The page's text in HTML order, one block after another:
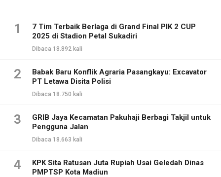
1
7 Tim Terbaik Berlaga di Grand Final PIK 2 CUP
2025 di Stadion Petal Sukadiri
Dibaca 18.892 kali
2
Babak Baru Konflik Agraria Pasangkayu: Excavator
PT Letawa Disita Polisi
Dibaca 18.750 kali
3
GRIB Jaya Kecamatan Pakuhaji Berbagi Takjil untuk
Pengguna Jalan
Dibaca 18.663 kali
4
KPK Sita Ratusan Juta Rupiah Usai Geledah Dinas
PMPTSP Kota Madiun